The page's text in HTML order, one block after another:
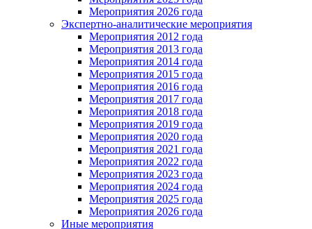
Мероприятия 2026 года
Экспертно-аналитические мероприятия
Мероприятия 2012 года
Мероприятия 2013 года
Мероприятия 2014 года
Мероприятия 2015 года
Мероприятия 2016 года
Мероприятия 2017 года
Мероприятия 2018 года
Мероприятия 2019 года
Мероприятия 2020 года
Мероприятия 2021 года
Мероприятия 2022 года
Мероприятия 2023 года
Мероприятия 2024 года
Мероприятия 2025 года
Мероприятия 2026 года
Иные мероприятия